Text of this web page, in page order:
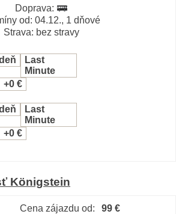
Doprava:
od: 04.12., 1 dňové
Strava: bez stravy
Last
Minute
+0 €
Last
Minute
+0 €
Königstein
Cena zájazdu od:
99 €